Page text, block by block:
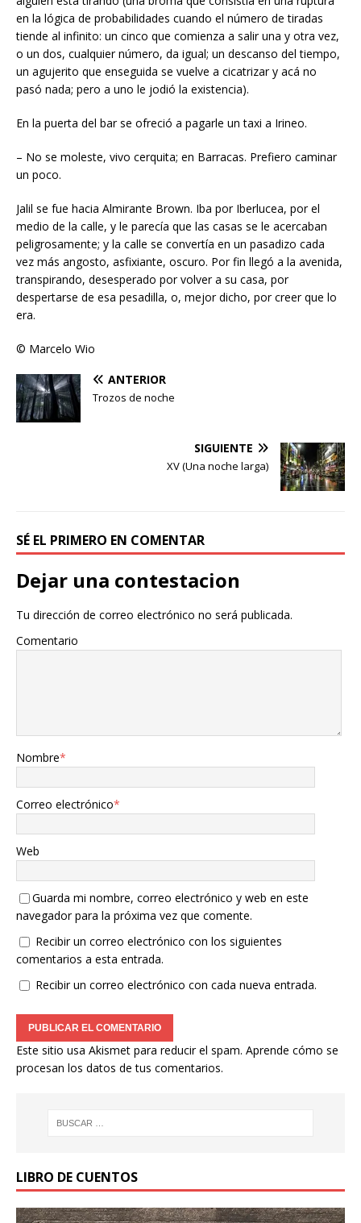
en la lógica de probabilidades cuando el número de tiradas
tiende al infinito: un cinco que comienza a salir una y otra vez,
o un dos, cualquier número, da igual; un descanso del tiempo,
un agujerito que enseguida se vuelve a cicatrizar y acá no
pasó nada; pero a uno le jodió la existencia).
En la puerta del bar se ofreció a pagarle un taxi a Irineo.
– No se moleste, vivo cerquita; en Barracas. Prefiero caminar
un poco.
Jalil se fue hacia Almirante Brown. Iba por Iberlucea, por el
medio de la calle, y le parecía que las casas se le acercaban
peligrosamente; y la calle se convertía en un pasadizo cada
vez más angosto, asfixiante, oscuro. Por fin llegó a la avenida,
transpirando, desesperado por volver a su casa, por
despertarse de esa pesadilla, o, mejor dicho, por creer que lo
era.
© Marcelo Wio
ANTERIOR
Trozos de noche
SIGUIENTE
XV (Una noche larga)
SÉ EL PRIMERO EN COMENTAR
Dejar una contestacion
Tu dirección de correo electrónico no será publicada.
Comentario
Nombre*
Correo electrónico*
Web
Guarda mi nombre, correo electrónico y web en este
navegador para la próxima vez que comente.
Recibir un correo electrónico con los siguientes
comentarios a esta entrada.
Recibir un correo electrónico con cada nueva entrada.
Este sitio usa Akismet para reducir el spam. Aprende cómo se
procesan los datos de tus comentarios.
LIBRO DE CUENTOS